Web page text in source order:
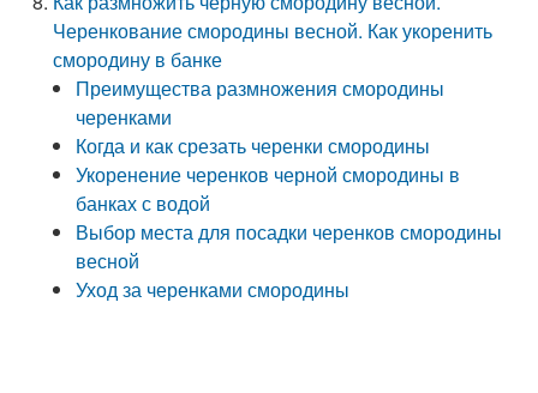
Черенкование смородины весной. Как укоренить
смородину в банке
Преимущества размножения смородины
черенками
Когда и как срезать черенки смородины
Укоренение черенков черной смородины в
банках с водой
Выбор места для посадки черенков смородины
весной
Уход за черенками смородины